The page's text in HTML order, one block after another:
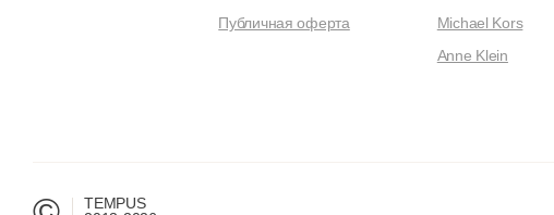
Публичная оферта
Michael Kors
Anne Klein
TEMPUS